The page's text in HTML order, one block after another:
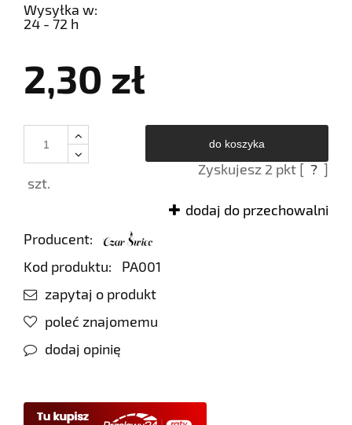
Wysyłka w:
24 - 72 h
2,30 zł
szt.
do koszyka
Zyskujesz 2 pkt [ ? ]
dodaj do przechowalni
Producent:
Kod produktu:
PA001
zapytaj o produkt
poleć znajomemu
dodaj opinię